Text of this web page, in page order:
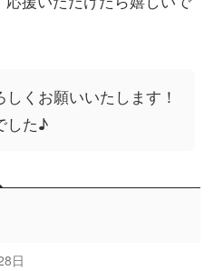
しくお願いいたします！
した♪
日